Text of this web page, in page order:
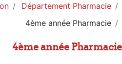
Département Pharmacie
4ème année Pharmacie
4ème année Pharmacie